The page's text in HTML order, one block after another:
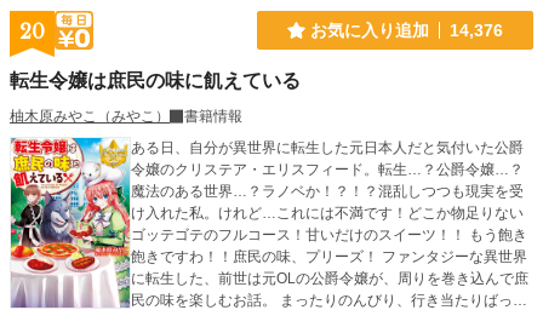
20 お気に入り追加 14,376
転生令嬢は庶民の味に飢えている
柚木原みやこ（みやこ）
書籍情報
ある日、自分が異世界に転生した元日本人だと気付いた公爵
令嬢のクリステア・エリスフィード。転生…？公爵令嬢…？
魔法のある世界…？ラノベか！？！？混乱しつつも現実を受
け入れた私。けれど…これには不満です！どこか物足りない
ゴッテゴテのフルコース！甘いだけのスイーツ！！ もう飽き
飽きですわ！！庶民の味、プリーズ！ ファンタジーな異世界
に転生した、前世は元OLの公爵令嬢が、周りを巻き込んで庶
民の味を楽しむお話。 まったりのんびり、行き当たりばった